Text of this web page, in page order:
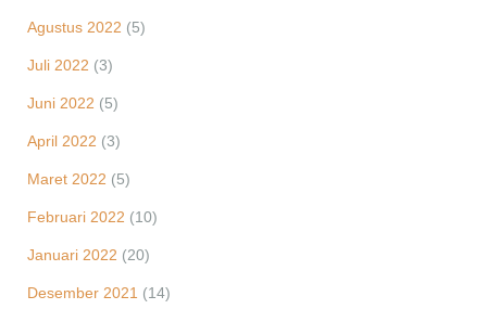
Agustus 2022 (5)
Juli 2022 (3)
Juni 2022 (5)
April 2022 (3)
Maret 2022 (5)
Februari 2022 (10)
Januari 2022 (20)
Desember 2021 (14)